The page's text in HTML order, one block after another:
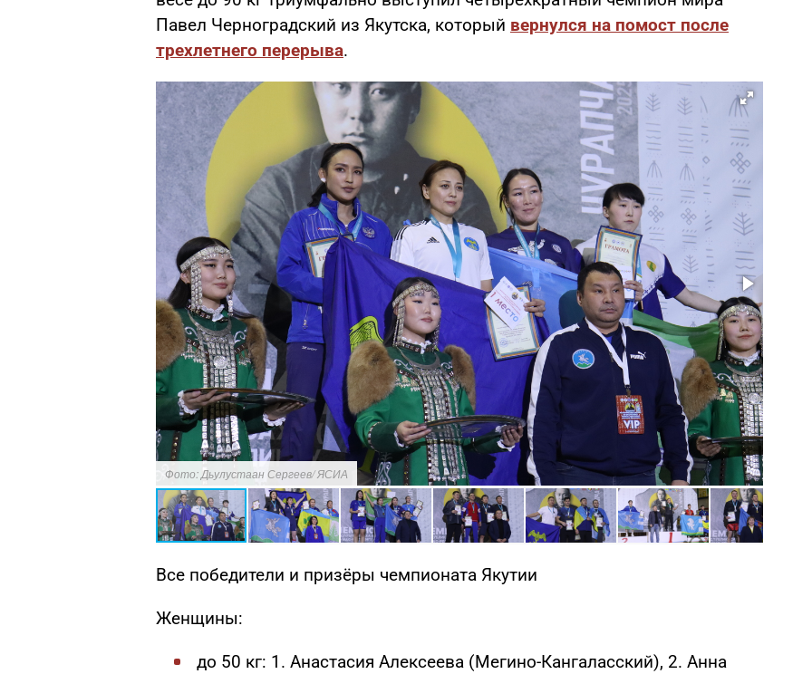
Павел Черноградский из Якутска, который вернулся на помост после
трехлетнего перерыва.
Фото: Дьулустаан Сергеев/ ЯСИА
Все победители и призёры чемпионата Якутии
Женщины:
до 50 кг: 1. Анастасия Алексеева (Мегино-Кангаласский), 2. Анна